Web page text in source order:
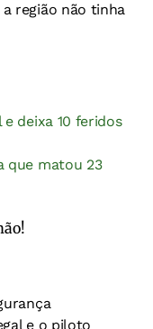
região não tinha
deixa 10 feridos
que matou 23
e o piloto